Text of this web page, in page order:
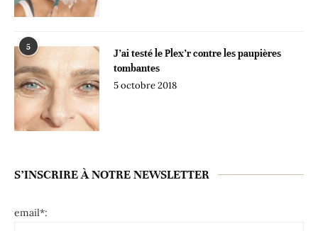
5
J’ai testé le Plex’r contre les paupières
tombantes
5 octobre 2018
S’INSCRIRE À NOTRE NEWSLETTER
email*: